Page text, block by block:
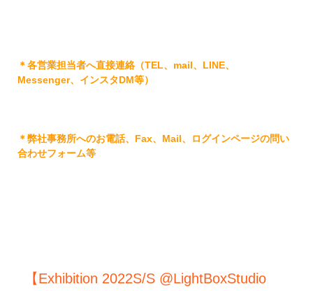
＊各営業担当者へ直接連絡（TEL、mail、LINE、
Messenger、インスタDM等）
＊弊社事務所へのお電話、Fax、Mail、ログインページの問い
合わせフォーム等
【Exhibition 2022S/S @LightBoxStudio